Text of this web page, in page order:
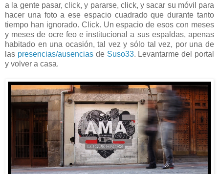
a la gente pasar, click, y pararse, click, y sacar su móvil para
hacer una foto a ese espacio cuadrado que durante tanto
tiempo han ignorado. Click. Un espacio de esos con meses
y meses de ocre feo e institucional a sus espaldas, apenas
habitado en una ocasión, tal vez y sólo tal vez, por una de
las presencias/ausenciasde Suso33. Levantarme del portal
y volver a casa.